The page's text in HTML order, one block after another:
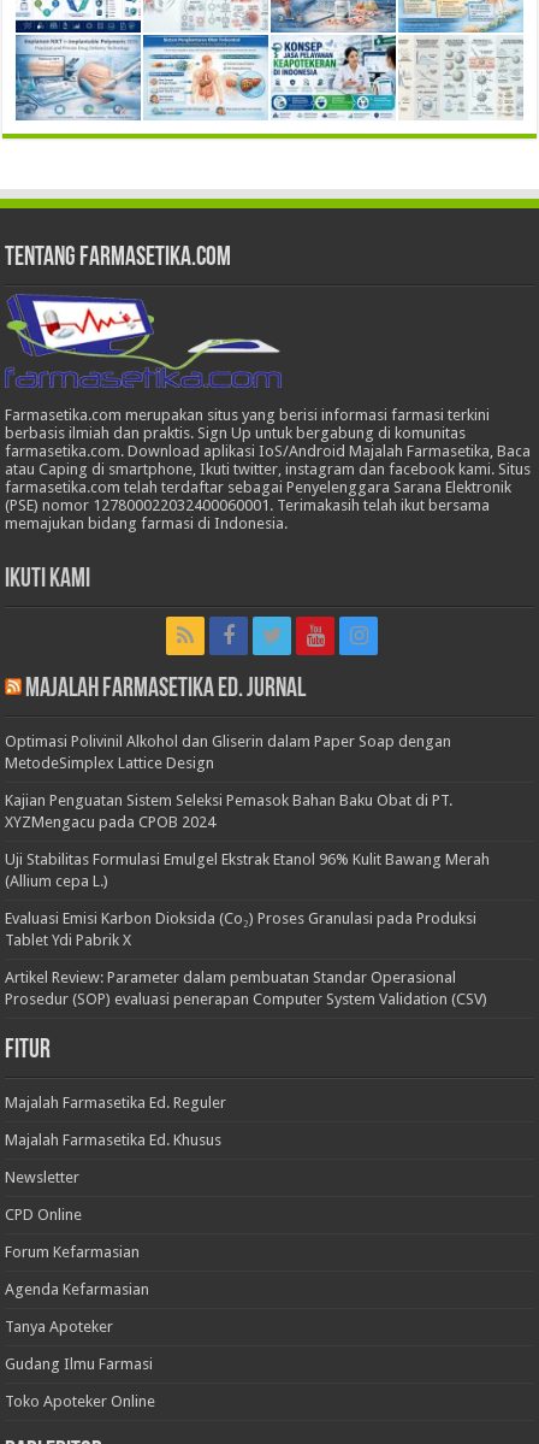
Tentang Farmasetika.com
Farmasetika.com merupakan situs yang berisi informasi farmasi terkini
berbasis ilmiah dan praktis. Sign Up untuk bergabung di komunitas
farmasetika.com. Download aplikasi IoS/Android Majalah Farmasetika, Baca
atau Caping di smartphone, Ikuti twitter, instagram dan facebook kami. Situs
farmasetika.com telah terdaftar sebagai Penyelenggara Sarana Elektronik
(PSE) nomor 127800022032400060001. Terimakasih telah ikut bersama
memajukan bidang farmasi di Indonesia.
Ikuti Kami
Majalah Farmasetika Ed. Jurnal
Optimasi Polivinil Alkohol dan Gliserin dalam Paper Soap dengan
MetodeSimplex Lattice Design
Kajian Penguatan Sistem Seleksi Pemasok Bahan Baku Obat di PT.
XYZMengacu pada CPOB 2024
Uji Stabilitas Formulasi Emulgel Ekstrak Etanol 96% Kulit Bawang Merah
(Allium cepa L.)
Evaluasi Emisi Karbon Dioksida (Co₂) Proses Granulasi pada Produksi
Tablet Ydi Pabrik X
Artikel Review: Parameter dalam pembuatan Standar Operasional
Prosedur (SOP) evaluasi penerapan Computer System Validation (CSV)
Fitur
Majalah Farmasetika Ed. Reguler
Majalah Farmasetika Ed. Khusus
Newsletter
CPD Online
Forum Kefarmasian
Agenda Kefarmasian
Tanya Apoteker
Gudang Ilmu Farmasi
Toko Apoteker Online